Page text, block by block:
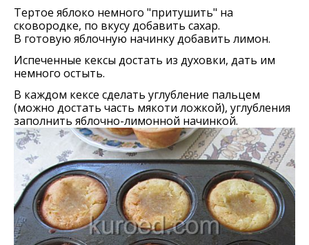
Тертое яблоко немного "притушить" на
сковородке, по вкусу добавить сахар.
В готовую яблочную начинку добавить лимон.
Испеченные кексы достать из духовки, дать им
немного остыть.
В каждом кексе сделать углубление пальцем
(можно достать часть мякоти ложкой), углубления
заполнить яблочно-лимонной начинкой.